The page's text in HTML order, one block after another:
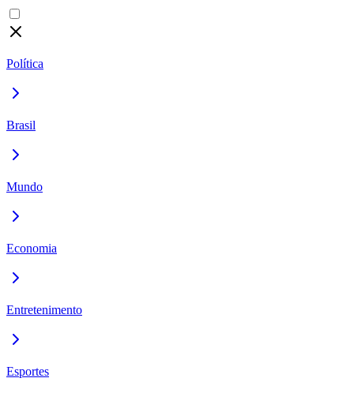
Política
Brasil
Mundo
Economia
Entretenimento
Esportes